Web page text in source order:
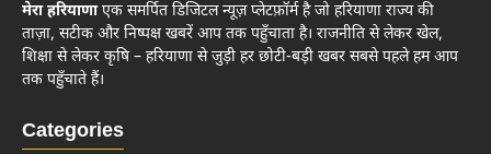
मेरा हरियाणाएक समर्पित डिजिटल न्यूज़ प्लेटफ़ॉर्म है जो हरियाणा राज्य की
ताज़ा, सटीक और निष्पक्ष खबरें आप तक पहुँचाता है। राजनीति से लेकर खेल,
शिक्षा से लेकर कृषि – हरियाणा से जुड़ी हर छोटी-बड़ी खबर सबसे पहले हम आप
तक पहुँचाते हैं।
Categories